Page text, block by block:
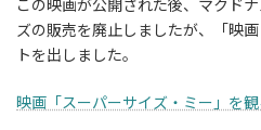
この映画が公開された後、マクド
ズの販売を廃止しましたが、「映
トを出しました。
映画「スーパーサイズ・ミー」を観